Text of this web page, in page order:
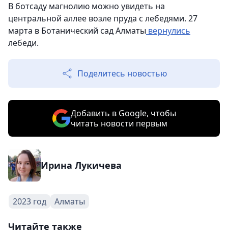
В ботсаду магнолию можно увидеть на
центральной аллее возле пруда с лебедями. 27
марта в Ботанический сад Алматы вернулись
лебеди.
Поделитесь новостью
Добавить в Google, чтобы
читать новости первым
Ирина Лукичева
2023 год Алматы
Читайте также